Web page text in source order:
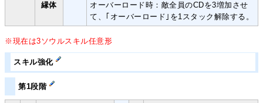
縁体
オーバーロード時：敵全員のCDを3増加させ
て、｢オーバーロード｣を1スタック解除する。
※現在は3ソウルスキル任意形
スキル強化
第1段階